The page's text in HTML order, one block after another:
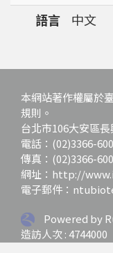
語言
中文
本網站著作權屬於
規則。
台北市106大安區
電話：(02)3366-
傳真：(02)3366-
網址：http://
電子郵件：
Powered by
造訪人次 : 4744000